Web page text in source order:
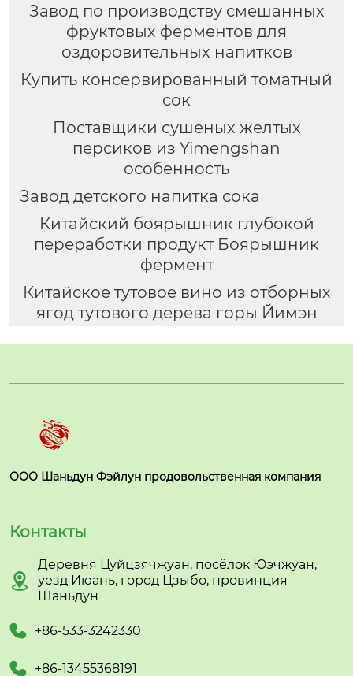
Завод по производству смешанных
фруктовых ферментов для
оздоровительных напитков
Купить консервированный томатный
сок
Поставщики сушеных желтых
персиков из Yimengshan
особенность
Завод детского напитка сока
Китайский боярышник глубокой
переработки продукт Боярышник
фермент
Китайское тутовое вино из отборных
ягод тутового дерева горы Йимэн
ООО Шаньдун Фэйлун продовольственная компания
Контакты

Деревня Цуйцзячжуан, посёлок Юэчжуан,
уезд Июань, город Цзыбо, провинция
Шаньдун
 +86-533-3242330
 +86-13455368191